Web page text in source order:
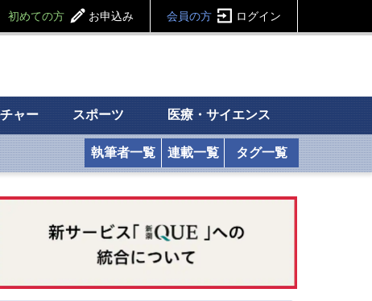
初めての方 お申込み 会員の方 ログイン
ャー スポーツ 医療・サイエンス
執筆者一覧 連載一覧 タグ一覧